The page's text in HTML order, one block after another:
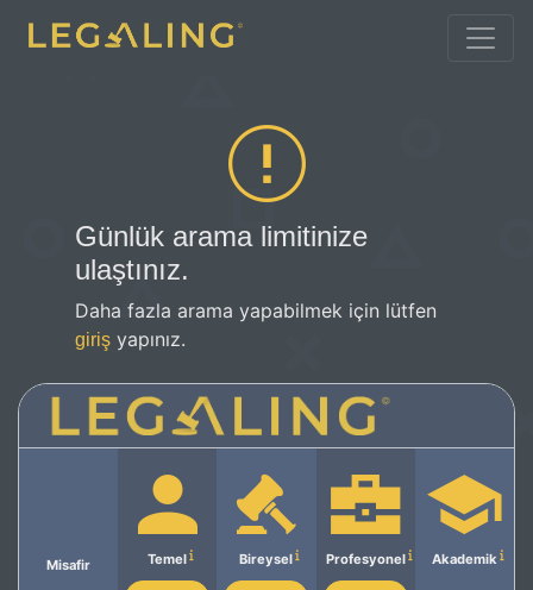
Günlük arama limitinize
ulaştınız.
Daha fazla arama yapabilmek için lütfen
giriş yapınız.
Misafir Temel Bireysel Profesyonel Akademik